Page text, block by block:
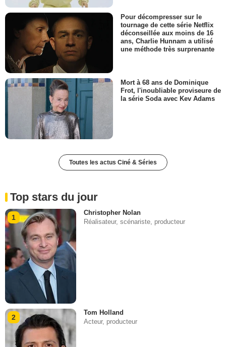
Pour décompresser sur le
tournage de cette série Netflix
déconseillée aux moins de 16
ans, Charlie Hunnam a utilisé
une méthode très surprenante
Mort à 68 ans de Dominique
Frot, l'inoubliable proviseure de
la série Soda avec Kev Adams
Toutes les actus Ciné & Séries
Top stars du jour
1
Christopher Nolan
Réalisateur, scénariste, producteur
2
Tom Holland
Acteur, producteur